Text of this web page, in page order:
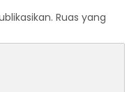
Ruas yang